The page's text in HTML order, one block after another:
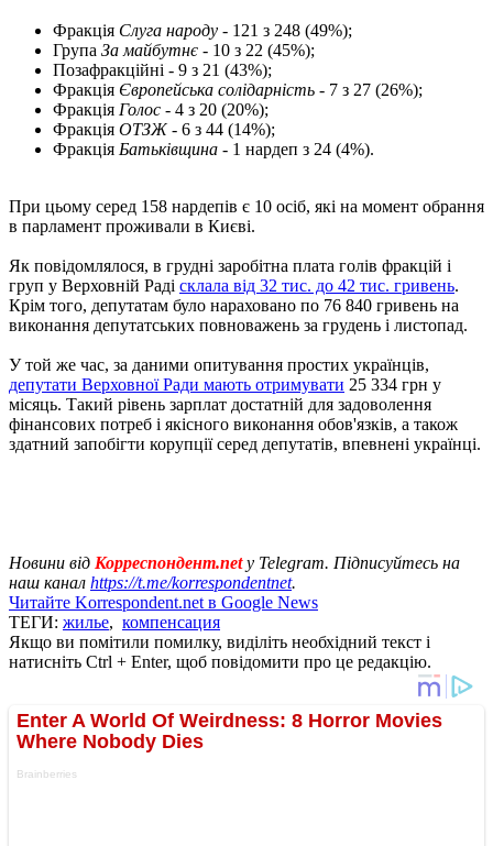
Фракція Слуга народу - 121 з 248 (49%);
Група За майбутнє - 10 з 22 (45%);
Позафракційні - 9 з 21 (43%);
Фракція Європейська солідарність - 7 з 27 (26%);
Фракція Голос - 4 з 20 (20%);
Фракція ОТЗЖ - 6 з 44 (14%);
Фракція Батьківщина - 1 нардеп з 24 (4%).
При цьому серед 158 нардепів є 10 осіб, які на момент обрання
в парламент проживали в Києві.
Як повідомлялося, в грудні заробітна плата голів фракцій і
груп у Верховній Раді склала від 32 тис. до 42 тис. гривень.
Крім того, депутатам було нараховано по 76 840 гривень на
виконання депутатських повноважень за грудень і листопад.
У той же час, за даними опитування простих українців,
депутати Верховної Ради мають отримувати 25 334 грн у
місяць. Такий рівень зарплат достатній для задоволення
фінансових потреб і якісного виконання обов'язків, а також
здатний запобігти корупції серед депутатів, впевнені українці.
Новини від Корреспондент.net у Telegram. Підписуйтесь на
наш канал https://t.me/korrespondentnet.
Читайте Korrespondent.net в Google News
ТЕГИ: жилье, компенсация
Якщо ви помітили помилку, виділіть необхідний текст і
натисніть Ctrl + Enter, щоб повідомити про це редакцію.